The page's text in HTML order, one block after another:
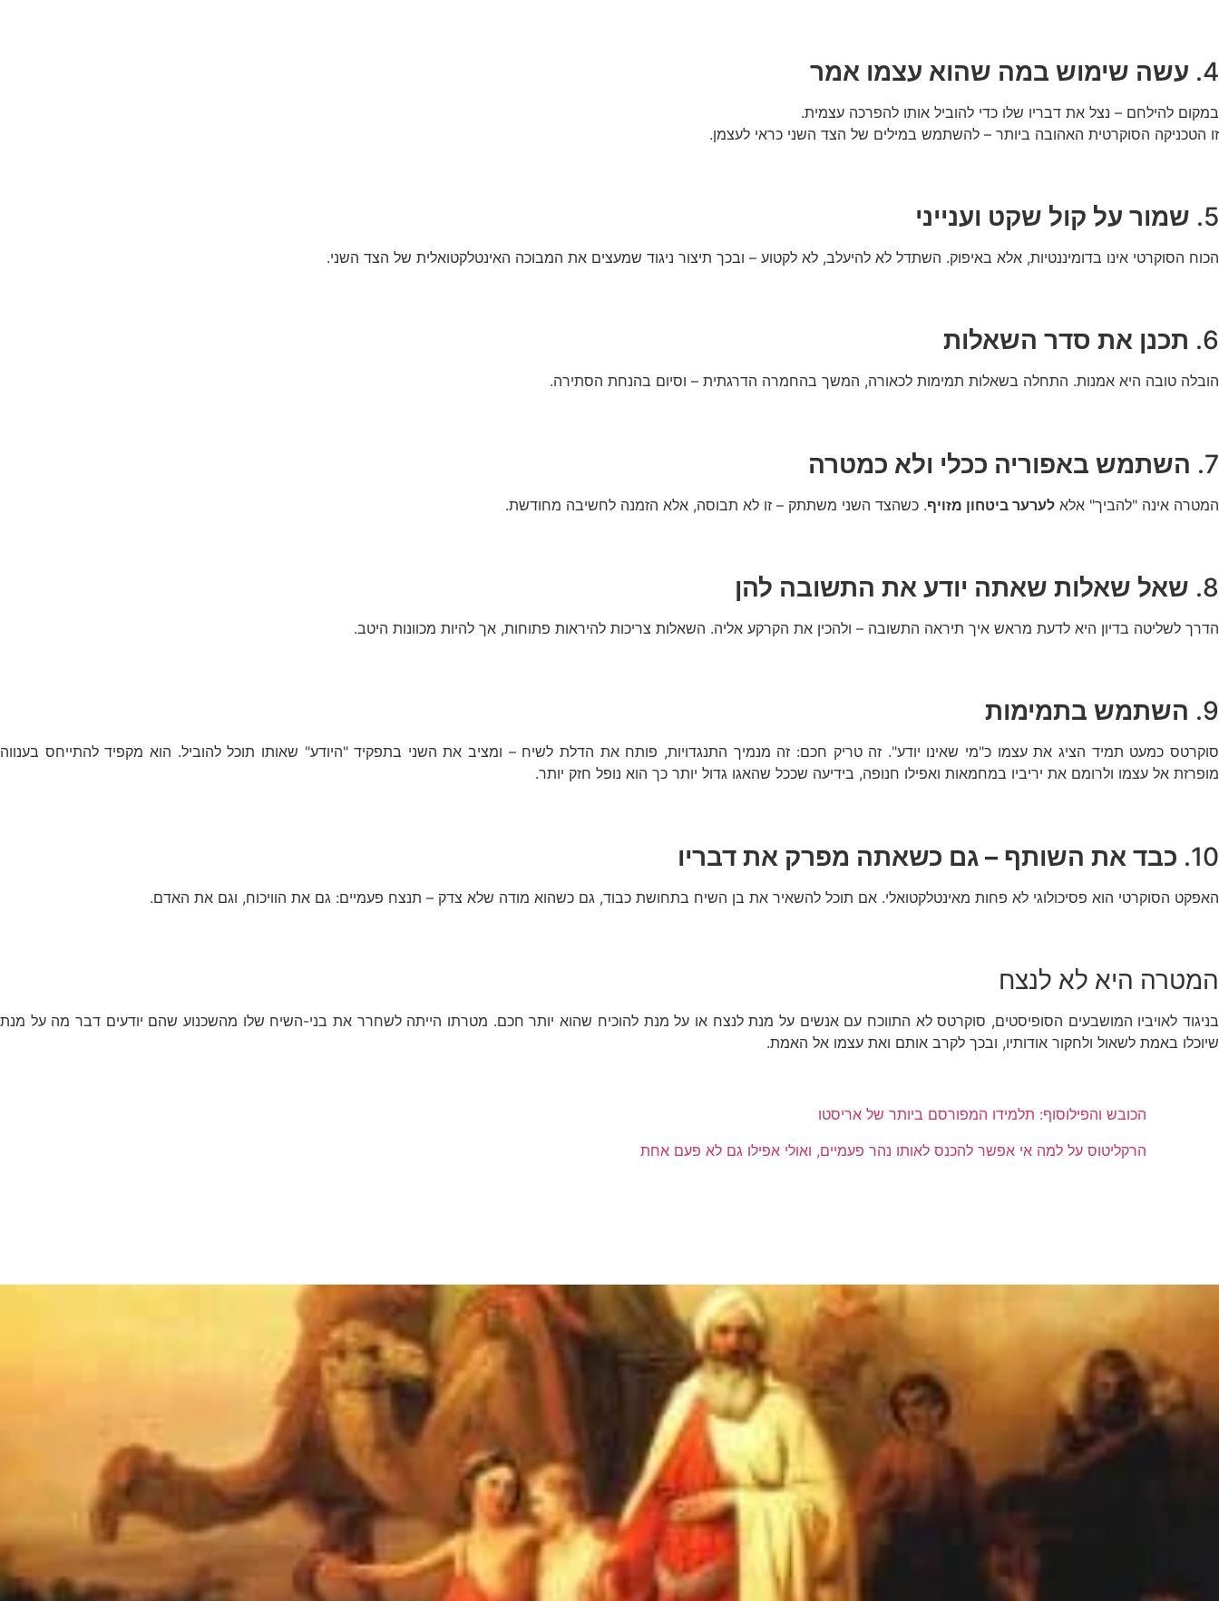
4. עשה שימוש במה שהוא עצמו אמר
במקום להילחם – נצל את דבריו שלו כדי להוביל אותו להפרכה עצמית.
זו הטכניקה הסוקרטית האהובה ביותר – להשתמש במילים של הצד השני כראי לעצמן.
5. שמור על קול שקט וענייני
הכוח הסוקרטי אינו בדומיננטיות, אלא באיפוק. השתדל לא להיעלב, לא לקטוע – ובכך תיצור ניגוד שמעצים את המבוכה האינטלקטואלית של הצד השני.
6. תכנן את סדר השאלות
הובלה טובה היא אמנות. התחלה בשאלות תמימות לכאורה, המשך בהחמרה הדרגתית – וסיום בהנחת הסתירה.
7. השתמש באפוריה ככלי ולא כמטרה
המטרה אינה "להביך" אלא לערער ביטחון מזויף. כשהצד השני משתתק – זו לא תבוסה, אלא הזמנה לחשיבה מחודשת.
8. שאל שאלות שאתה יודע את התשובה להן
הדרך לשליטה בדיון היא לדעת מראש איך תיראה התשובה – ולהכין את הקרקע אליה. השאלות צריכות להיראות פתוחות, אך להיות מכוונות היטב.
9. השתמש בתמימות
סוקרטס כמעט תמיד הציג את עצמו כ"מי שאינו יודע". זה טריק חכם: זה מנמיך התנגדויות, פותח את הדלת לשיח – ומציב את השני בתפקיד "היודע" שאותו תוכל להוביל. הוא מקפיד להתייחס בענווה
מופרזת אל עצמו ולרומם את יריביו במחמאות ואפילו חנופה, בידיעה שככל שהאגו גדול יותר כך הוא נופל חזק יותר.
10. כבד את השותף – גם כשאתה מפרק את דבריו
האפקט הסוקרטי הוא פסיכולוגי לא פחות מאינטלקטואלי. אם תוכל להשאיר את בן השיח בתחושת כבוד, גם כשהוא מודה שלא צדק – תנצח פעמיים: גם את הוויכוח, וגם את האדם.
המטרה היא לא לנצח
בניגוד לאויביו המושבעים הסופיסטים, סוקרטס לא התווכח עם אנשים על מנת לנצח או על מנת להוכיח שהוא יותר חכם. מטרתו הייתה לשחרר את בני-השיח שלו מהשכנוע שהם יודעים דבר מה על מנת
שיוכלו באמת לשאול ולחקור אודותיו, ובכך לקרב אותם ואת עצמו אל האמת.
הכובש והפילוסוף: תלמידו המפורסם ביותר של אריסטו
הרקליטוס על למה אי אפשר להכנס לאותו נהר פעמיים, ואולי אפילו גם לא פעם אחת